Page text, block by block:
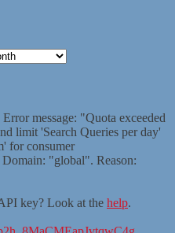
message: "Quota exceeded
limit 'Search Queries per day'
for consumer
"global". Reason:
key? Look at the help.